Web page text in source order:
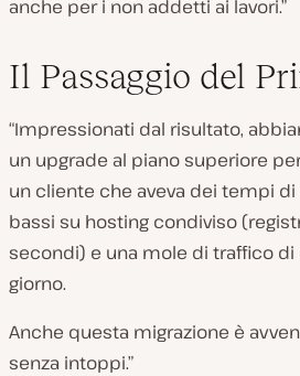
anche per i non addetti ai lavori.”
Il Passaggio del
“Impressionati dal risultato,
un upgrade al piano superiore
un cliente che aveva dei tempi
bassi su hosting condiviso
secondi) e una mole di traffico di
giorno.
Anche questa migrazione è
senza intoppi.”